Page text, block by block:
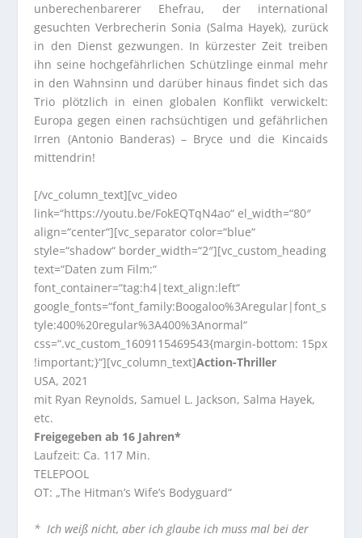
unberechenbarerer Ehefrau, der international
gesuchten Verbrecherin Sonia (Salma Hayek), zurück
in den Dienst gezwungen. In kürzester Zeit treiben
ihn seine hochgefährlichen Schützlinge einmal mehr
in den Wahnsinn und darüber hinaus findet sich das
Trio plötzlich in einen globalen Konflikt verwickelt:
Europa gegen einen rachsüchtigen und gefährlichen
Irren (Antonio Banderas) – Bryce und die Kincaids
mittendrin!
[/vc_column_text][vc_video
link=“https://youtu.be/FokEQTqN4ao“ el_width=“80″
align=“center“][vc_separator color=“blue“
style=“shadow“ border_width=“2″][vc_custom_heading
text=“Daten zum Film:“
font_container=“tag:h4|text_align:left“
google_fonts=“font_family:Boogaloo%3Aregular|font_s
tyle:400%20regular%3A400%3Anormal“
css=“.vc_custom_1609115469543{margin-bottom: 15px
!important;}“][vc_column_text]Action-Thriller
USA, 2021
mit Ryan Reynolds, Samuel L. Jackson, Salma Hayek,
etc.
Freigegeben ab 16 Jahren*
Laufzeit: Ca. 117 Min.
TELEPOOL
OT: „The Hitman’s Wife’s Bodyguard“
* Ich weiß nicht, aber ich glaube ich muss mal bei der